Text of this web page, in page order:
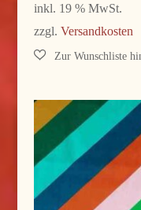
inkl. 19 % MwSt.
zzgl. Versandkosten